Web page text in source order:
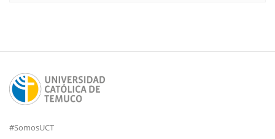
#SomosUCT